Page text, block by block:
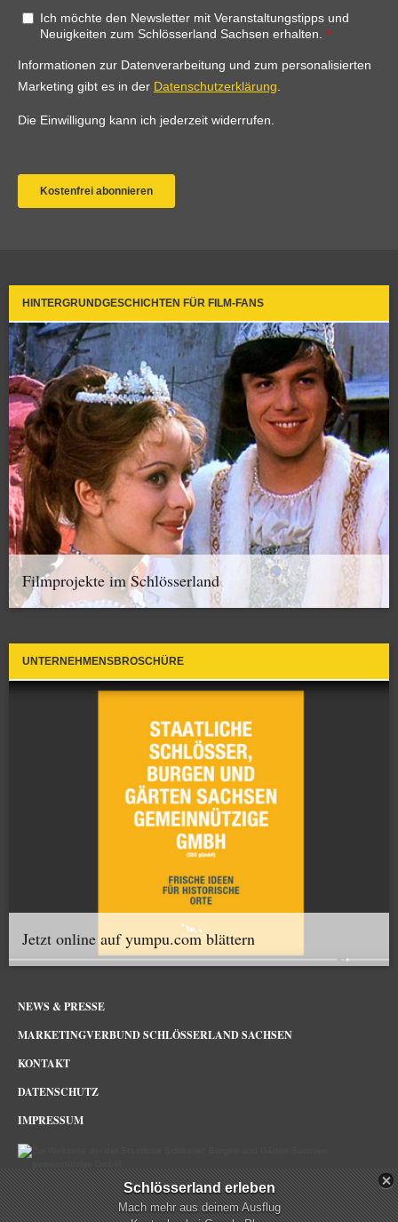
HINTERGRUNDGESCHICHTEN FÜR FILM-FANS
Filmprojekte im Schlösserland
UNTERNEHMENSBROSCHÜRE
Jetzt online auf yumpu.com blättern
NEWS & PRESSE
MARKETINGVERBUND SCHLÖSSERLAND SACHSEN
KONTAKT
DATENSCHUTZ
IMPRESSUM
Schlösserland Sachsen im Netz
Schlösserland erleben
Mach mehr aus deinem Ausflug